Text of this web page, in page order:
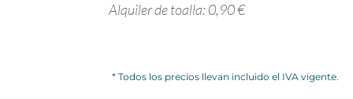
Alquiler de toalla: 0,90 €
* Todos los precios llevan incluido el IVA vigente.